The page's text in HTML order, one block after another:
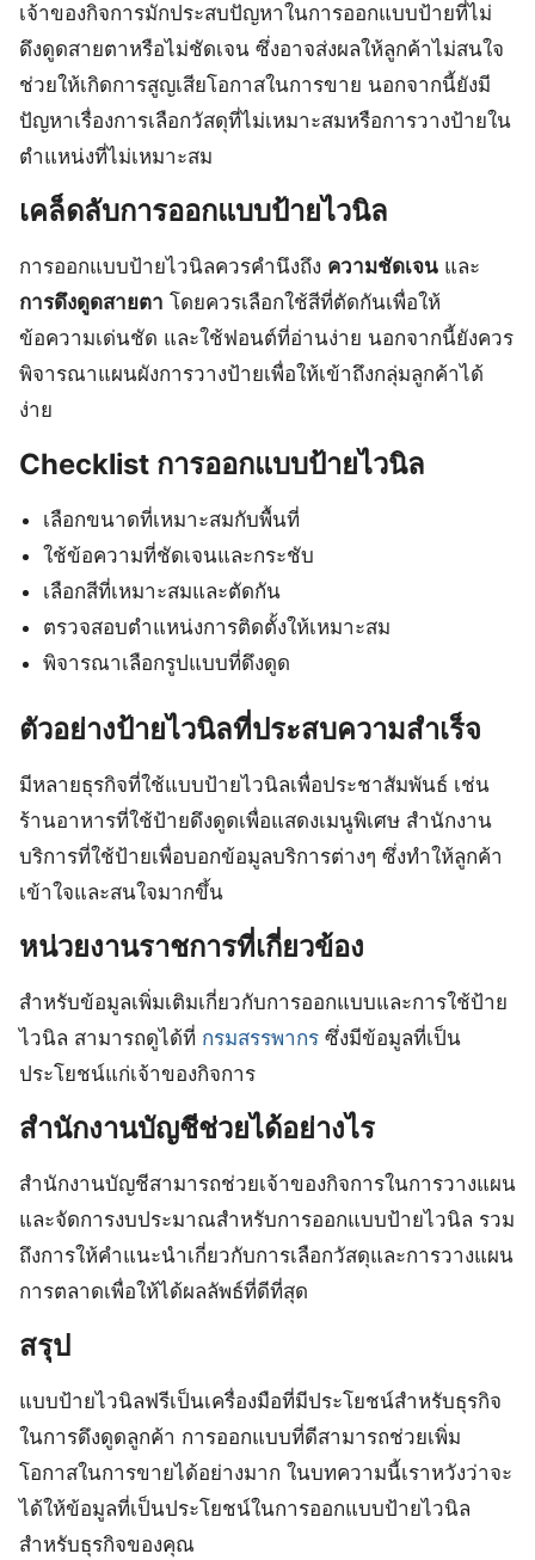
เจ้าของกิจการมักประสบปัญหาในการออกแบบป้ายที่ไม่
ดึงดูดสายตาหรือไม่ชัดเจน ซึ่งอาจส่งผลให้ลูกค้าไม่สนใจ
ช่วยให้เกิดการสูญเสียโอกาสในการขาย นอกจากนี้ยังมี
ปัญหาเรื่องการเลือกวัสดุที่ไม่เหมาะสมหรือการวางป้ายใน
ตำแหน่งที่ไม่เหมาะสม
เคล็ดลับการออกแบบป้ายไวนิล
การออกแบบป้ายไวนิลควรคำนึงถึง ความชัดเจน และ
การดึงดูดสายตา โดยควรเลือกใช้สีที่ตัดกันเพื่อให้
ข้อความเด่นชัด และใช้ฟอนต์ที่อ่านง่าย นอกจากนี้ยังควร
พิจารณาแผนผังการวางป้ายเพื่อให้เข้าถึงกลุ่มลูกค้าได้
ง่าย
Checklist การออกแบบป้ายไวนิล
เลือกขนาดที่เหมาะสมกับพื้นที่
ใช้ข้อความที่ชัดเจนและกระชับ
เลือกสีที่เหมาะสมและตัดกัน
ตรวจสอบตำแหน่งการติดตั้งให้เหมาะสม
พิจารณาเลือกรูปแบบที่ดึงดูด
ตัวอย่างป้ายไวนิลที่ประสบความสำเร็จ
มีหลายธุรกิจที่ใช้แบบป้ายไวนิลเพื่อประชาสัมพันธ์ เช่น
ร้านอาหารที่ใช้ป้ายดึงดูดเพื่อแสดงเมนูพิเศษ สำนักงาน
บริการที่ใช้ป้ายเพื่อบอกข้อมูลบริการต่างๆ ซึ่งทำให้ลูกค้า
เข้าใจและสนใจมากขึ้น
หน่วยงานราชการที่เกี่ยวข้อง
สำหรับข้อมูลเพิ่มเติมเกี่ยวกับการออกแบบและการใช้ป้าย
ไวนิล สามารถดูได้ที่ กรมสรรพากร ซึ่งมีข้อมูลที่เป็น
ประโยชน์แก่เจ้าของกิจการ
สำนักงานบัญชีช่วยได้อย่างไร
สำนักงานบัญชีสามารถช่วยเจ้าของกิจการในการวางแผน
และจัดการงบประมาณสำหรับการออกแบบป้ายไวนิล รวม
ถึงการให้คำแนะนำเกี่ยวกับการเลือกวัสดุและการวางแผน
การตลาดเพื่อให้ได้ผลลัพธ์ที่ดีที่สุด
สรุป
แบบป้ายไวนิลฟรีเป็นเครื่องมือที่มีประโยชน์สำหรับธุรกิจ
ในการดึงดูดลูกค้า การออกแบบที่ดีสามารถช่วยเพิ่ม
โอกาสในการขายได้อย่างมาก ในบทความนี้เราหวังว่าจะ
ได้ให้ข้อมูลที่เป็นประโยชน์ในการออกแบบป้ายไวนิล
สำหรับธุรกิจของคุณ